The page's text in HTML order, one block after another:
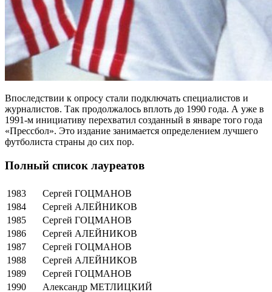
Впоследствии к опросу стали подключать специалистов и
журналистов. Так продолжалось вплоть до 1990 года. А уже в
1991-м инициативу перехватил созданный в январе того года
«Прессбол». Это издание занимается определением лучшего
футболиста страны до сих пор.
Полный список лауреатов
1983
Сергей ГОЦМАНОВ
1984
Сергей АЛЕЙНИКОВ
1985
Сергей ГОЦМАНОВ
1986
Сергей АЛЕЙНИКОВ
1987
Сергей ГОЦМАНОВ
1988
Сергей АЛЕЙНИКОВ
1989
Сергей ГОЦМАНОВ
1990
Александр МЕТЛИЦКИЙ